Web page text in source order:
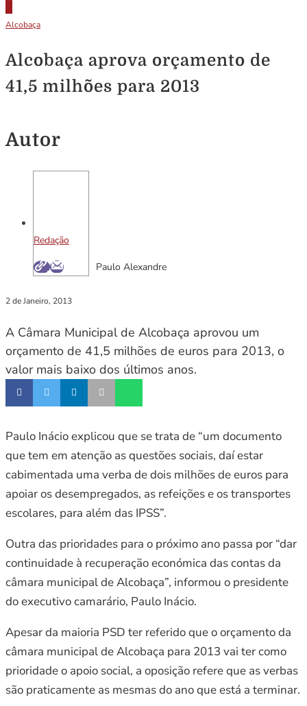
Alcobaça
Alcobaça aprova orçamento de
41,5 milhões para 2013
Autor
Redação
Paulo Alexandre
2 de Janeiro, 2013
A Câmara Municipal de Alcobaça aprovou um
orçamento de 41,5 milhões de euros para 2013, o
valor mais baixo dos últimos anos.
Paulo Inácio explicou que se trata de “um documento
que tem em atenção as questões sociais, daí estar
cabimentada uma verba de dois milhões de euros para
apoiar os desempregados, as refeições e os transportes
escolares, para além das IPSS”.
Outra das prioridades para o próximo ano passa por “dar
continuidade à recuperação económica das contas da
câmara municipal de Alcobaça”, informou o presidente
do executivo camarário, Paulo Inácio.
Apesar da maioria PSD ter referido que o orçamento da
câmara municipal de Alcobaça para 2013 vai ter como
prioridade o apoio social, a oposição refere que as verbas
são praticamente as mesmas do ano que está a terminar.